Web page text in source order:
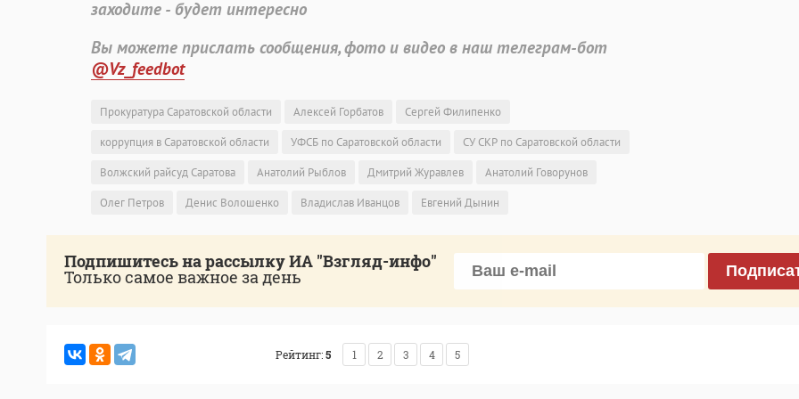
заходите - будет интересно
Вы можете прислать сообщения, фото и видео в наш телеграм-бот
@Vz_feedbot
Прокуратура Саратовской области Алексей Горбатов
Сергей Филипенко
коррупция в Саратовской области
УФСБ по Саратовской области
СУ СКР по Саратовской области
Волжский райсуд Саратова
Анатолий Рыблов Дмитрий Журавлев
Анатолий Говорунов
Олег Петров
Денис Волошенко Владислав Иванцов Евгений Дынин
Подпишитесь на рассылку ИА "Взгляд-инфо"
Только самое важное за день
Рейтинг:5 1 2 3 4 5